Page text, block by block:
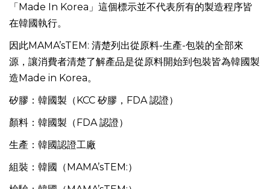
「Made In Korea」這個標示並不代表所有的製造程序皆
在韓國執行。
因此MAMA’sTEM: 清楚列出從原料-生產-包裝的全部來
源，讓消費者清楚了解產品是從原料開始到包裝皆為韓國製
造Made in Korea。
矽膠：韓國製（KCC 矽膠，FDA 認證）
顏料：韓國製（FDA 認證）
生產：韓國認證工廠
組裝：韓國（MAMA’sTEM:）